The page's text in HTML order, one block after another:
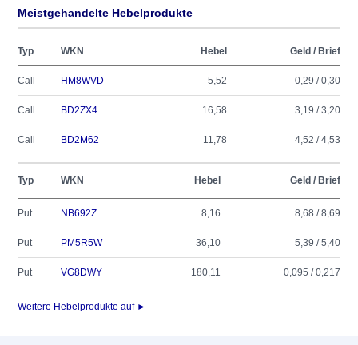
Meistgehandelte Hebelprodukte
Typ WKN Hebel Geld / Brief
Call HM8WVD 5,52 0,29 / 0,30
Call BD2ZX4 16,58 3,19 / 3,20
Call BD2M62 11,78 4,52 / 4,53
Typ WKN Hebel Geld / Brief
Put NB692Z 8,16 8,68 / 8,69
Put PM5R5W 36,10 5,39 / 5,40
Put VG8DWY 180,11 0,095 / 0,217
Weitere Hebelprodukte auf ►